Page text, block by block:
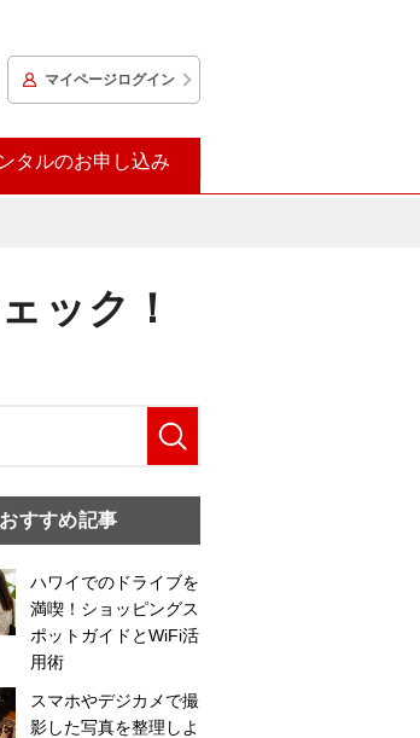
マイページログイン
タルのお申し込み
ック！
おすすめ記事
ハワイでのドライブを
満喫！ショッピングス
ポットガイドとWiFi活
用術
スマホやデジカメで撮
影した写真を整理しよ